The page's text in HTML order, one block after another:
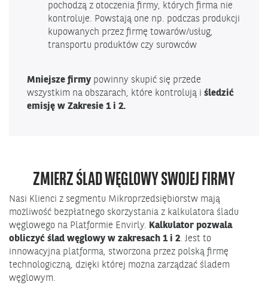
pochodzą z otoczenia firmy, których firma nie
kontroluje. Powstają one np. podczas produkcji
kupowanych przez firmę towarów/usług,
transportu produktów czy surowców
Mniejsze firmy powinny skupić się przede
wszystkim na obszarach, które kontrolują i śledzić
emisję w Zakresie 1 i 2.
ZMIERZ ŚLAD WĘGLOWY SWOJEJ FIRMY
Nasi Klienci z segmentu Mikroprzedsiębiorstw mają
możliwość bezpłatnego skorzystania z kalkulatora śladu
węglowego na Platformie Envirly. Kalkulator pozwala
obliczyć ślad węglowy w zakresach 1 i 2. Jest to
innowacyjna platforma, stworzona przez polską firmę
technologiczną, dzięki której można zarządzać śladem
węglowym.